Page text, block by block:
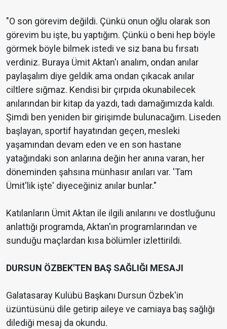
"O son görevim değildi. Çünkü onun oğlu olarak son
görevim bu işte, bu yaptığım. Çünkü o beni hep böyle
görmek böyle bilmek istedi ve siz bana bu fırsatı
verdiniz. Buraya Ümit Aktan'ı analım, ondan anılar
paylaşalım diye geldik ama ondan çıkacak anılar
ciltlere sığmaz. Kendisi bir çırpıda okunabilecek
anılarından bir kitap da yazdı, tadı damağımızda kaldı.
Şimdi ben yeniden bir girişimde bulunacağım. Liseden
başlayan, sportif hayatından geçen, mesleki
yaşamından devam eden ve en son hastane
yatağındaki son anlarına değin her anına varan, her
döneminden şahsına münhasır anıları var. 'Tam
Ümit'lik işte' diyeceğiniz anılar bunlar."
Katılanların Ümit Aktan ile ilgili anılarını ve dostluğunu
anlattığı programda, Aktan'ın programlarından ve
sunduğu maçlardan kısa bölümler izlettirildi.
DURSUN ÖZBEK'TEN BAŞ SAĞLIĞI MESAJI
Galatasaray Kulübü Başkanı Dursun Özbek'in
üzüntüsünü dile getirip aileye ve camiaya baş sağlığı
dilediği mesaj da okundu.